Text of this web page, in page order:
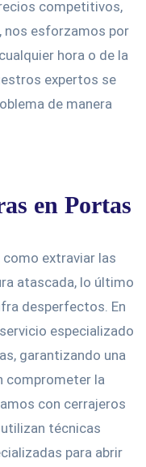
competitivos,
nos esforzamos por
hora o de la
expertos se
de manera
en Portas
como extraviar las
atascada, lo último
desperfectos. En
especializado
garantizando una
comprometer la
con cerrajeros
técnicas
para abrir